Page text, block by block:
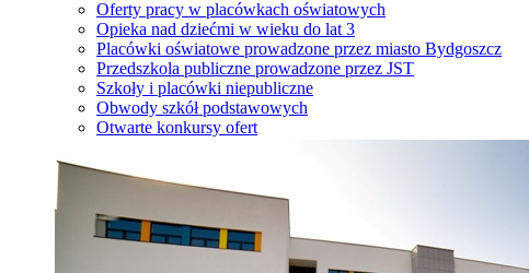
Oferty pracy w placówkach oświatowych
Opieka nad dziećmi w wieku do lat 3
Placówki oświatowe prowadzone przez miasto Bydgoszcz
Przedszkola publiczne prowadzone przez JST
Szkoły i placówki niepubliczne
Obwody szkół podstawowych
Otwarte konkursy ofert